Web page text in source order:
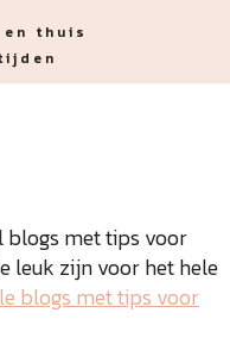
thuis
blogs met tips voor
leuk zijn voor het hele
blogs met tips voor